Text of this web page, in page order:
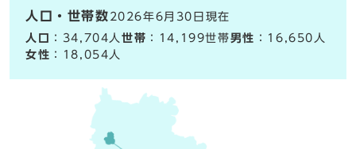
人口・世帯数 2026年6月30日現在
人口
：34,704人世帯 ：14,199世帯男性 ：16,650人
女性 ：18,054人